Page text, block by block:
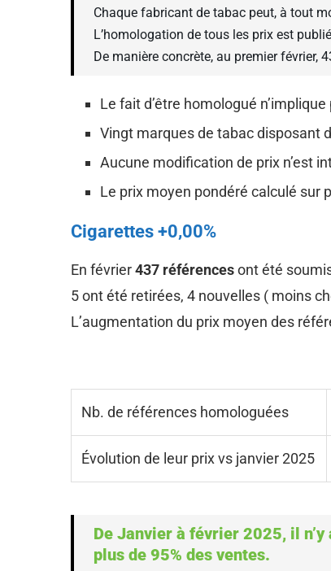
Chaque fabricant de tabac peut, à tout
L’homologation de tous les prix est
De manière concrète, au premier février,
Le fait d’être homologué
Vingt marques de tabac disposant
Aucune modification de prix n’est
Le prix moyen pondéré calculé sur
Cigarettes +0,00%
En février437 référencesont été
5 ont été retirées, 4 nouvelles ( moins
L’augmentation du prix moyen des
Nb. de références homologuées
Évolution de leur prix vs janvier 2025
De Janvier à février 2025, il
plus de 95% des ventes.